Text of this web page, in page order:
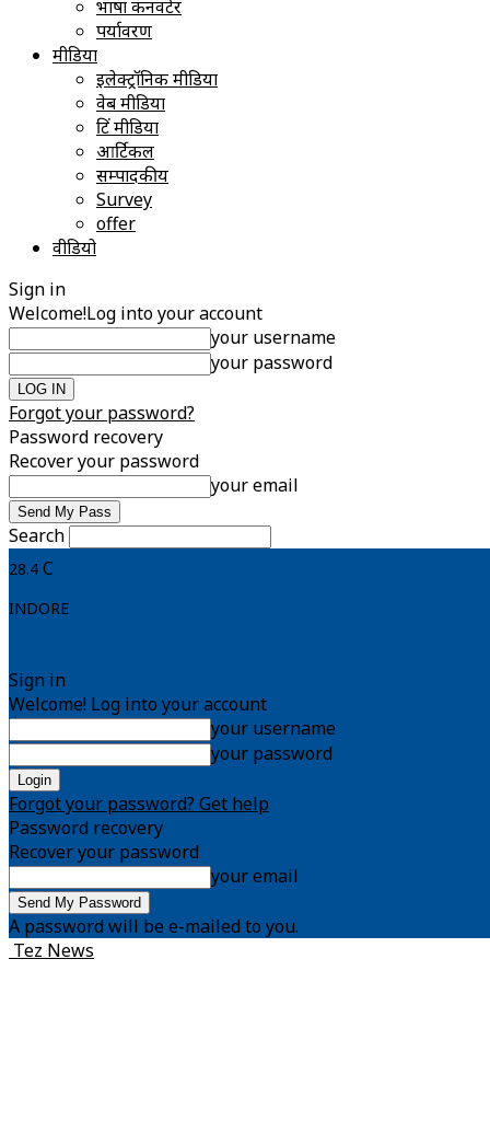
भाषा कनवर्टर
पर्यावरण
मीडिया
इलेक्ट्रॉनिक मीडिया
वेब मीडिया
प्रिंट मीडिया
आर्टिकल
सम्पादकीय
Survey
offer
वीडियो
Sign in
Welcome!Log into your account
your username
your password
Forgot your password?
Password recovery
Recover your password
your email
Search
28.4 C
INDORE
Sign in
Welcome! Log into your account
your username
your password
Forgot your password? Get help
Password recovery
Recover your password
your email
A password will be e-mailed to you.
Tez News